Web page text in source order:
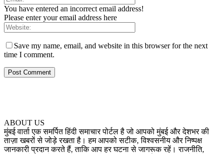
You have entered an incorrect email address!
Please enter your email address here
Save my name, email, and website in this browser for the next
time I comment.
ABOUT US
मुंबई वार्ता एक समर्पित हिंदी समाचार पोर्टल है जो आपको मुंबई और देशभर की
ताज़ा खबरों से जोड़े रखता है। हम आपको सटीक, विश्वसनीय और निष्पक्ष
जानकारी प्रदान करते हैं, ताकि आप हर घटना से जागरूक रहें। राजनीति,